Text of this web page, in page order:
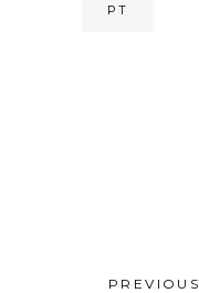
PT
PREVIOUS